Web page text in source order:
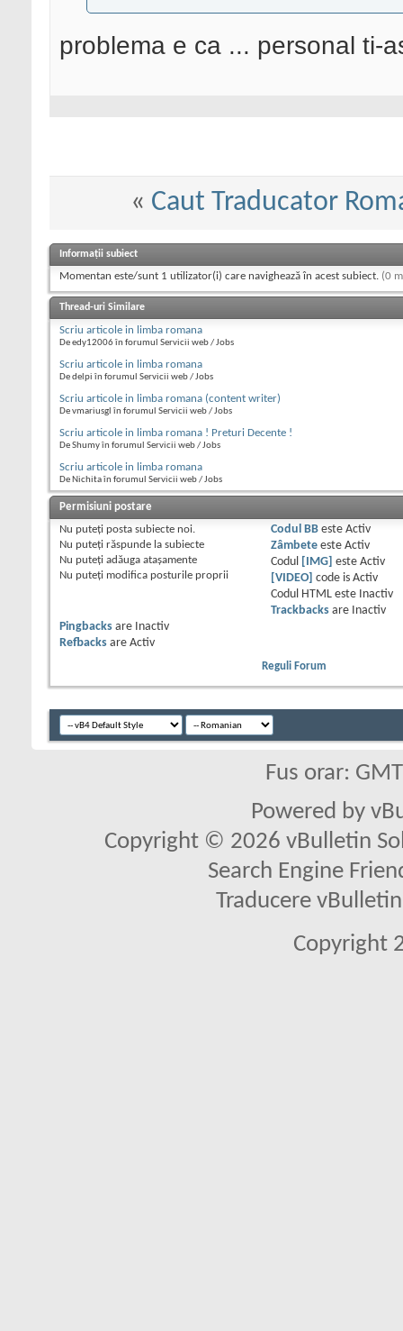
problema e ca ... personal ti-
« Caut Traducator
Informații subiect
Momentan este/sunt 1 utilizator(i) care navighează în acest subiect. (0
Thread-uri Similare
Scriu articole in limba romana
De edy12006 în forumul Servicii web / Jobs
Scriu articole in limba romana
De delpi în forumul Servicii web / Jobs
Scriu articole in limba romana (content writer)
De vmariusgl în forumul Servicii web / Jobs
Scriu articole in limba romana ! Preturi Decente !
De Shumy în forumul Servicii web / Jobs
Scriu articole in limba romana
De Nichita în forumul Servicii web / Jobs
Permisiuni postare
Nu puteţi posta subiecte noi.
Nu puteţi răspunde la subiecte
Nu puteţi adăuga ataşamente
Nu puteţi modifica posturile proprii
Codul BBeste Activ
Zâmbeteeste Activ
Codul
[IMG] este Activ
[VIDEO] code is Activ
Codul HTML este
Inactiv
Trackbacksare
Inactiv
Pingbacks are
Inactiv
Refbacks are Activ
Reguli Forum
Fus orar:
Powered by
Copyright © 2026 vBulletin
Search Engine
Traducere
Copyright